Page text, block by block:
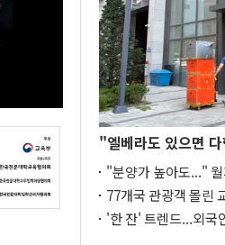
[폴리티션스토리] "800조
를 위해"...김원이가 산자
"엘베라도 있으면
"분양가 높아도..."
77개국 관광객 몰린
'한 잔' 트렌드...외국